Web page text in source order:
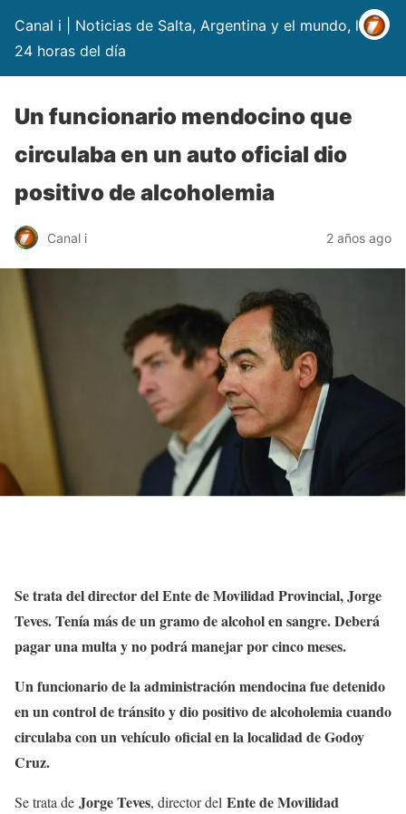
Canal i | Noticias de Salta, Argentina y el mundo, las
24 horas del día
Un funcionario mendocino que
circulaba en un auto oficial dio
positivo de alcoholemia
Canal i 2 años ago
Se trata del director del Ente de Movilidad Provincial, Jorge
Teves. Tenía más de un gramo de alcohol en sangre. Deberá
pagar una multa y no podrá manejar por cinco meses.
Un funcionario de la administración mendocina fue detenido
en un control de tránsito y dio positivo de alcoholemia cuando
circulaba con un vehículo oficial en la localidad de Godoy
Cruz.
Se trata de Jorge Teves, director del Ente de Movilidad